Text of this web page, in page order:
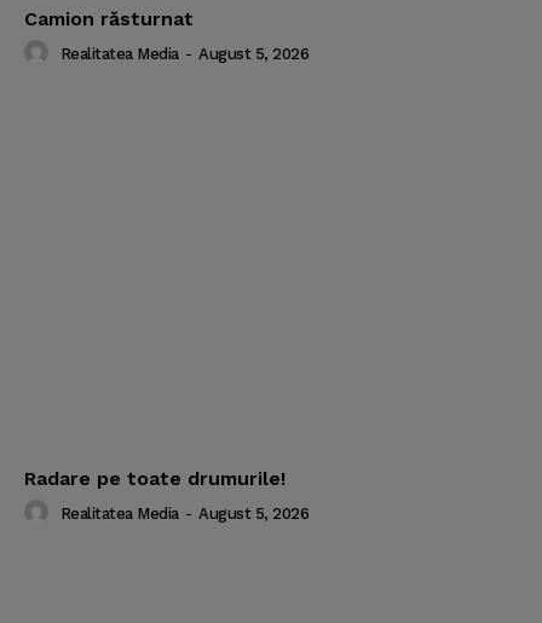
Camion răsturnat
Realitatea Media - August 5, 2026
Radare pe toate drumurile!
Realitatea Media - August 5, 2026